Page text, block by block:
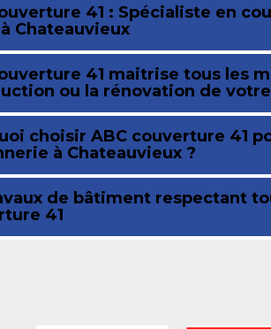
41 : Spécialiste en
Chateauvieux
41 maitrise tous les
ou la rénovation de
choisir ABC couverture 41
à Chateauvieux ?
de bâtiment respectant
41